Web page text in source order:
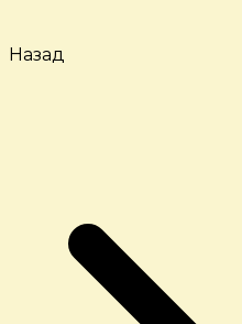
Назад